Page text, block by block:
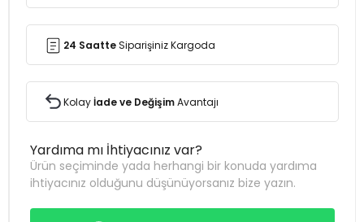
24 SaatteSiparişiniz Kargoda
Kolayİade ve DeğişimAvantajı
Yardıma mı İhtiyacınız var?
Ürün seçiminde yada herhangi bir konuda yardıma
ihtiyacınız olduğunu düşünüyorsanız bize yazın.